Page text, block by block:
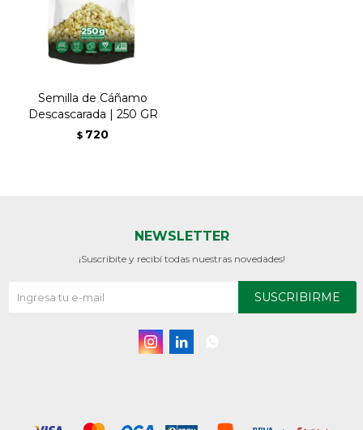
Semilla de Cáñamo
Descascarada | 250 GR
$ 720
NEWSLETTER
¡Suscribite y recibí todas nuestras novedades!
SUSCRIBIRME
 